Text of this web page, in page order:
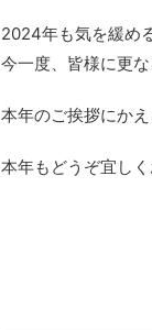
2024年も気を緩め
今一度、皆様に更
本年のご挨拶にかえ
本年もどうぞ宜しく